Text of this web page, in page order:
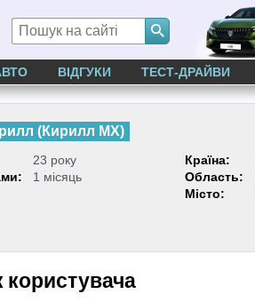
ВІДГУКИ ТЕСТ-ДРАЙВИ
(Кирилл МХ)
23 року
1 місяць
Країна:
Область:
Місто: